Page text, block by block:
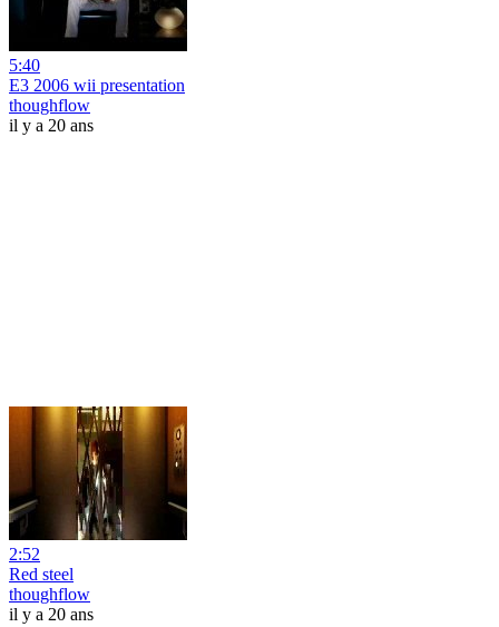
5:40
E3 2006 wii presentation
thoughflow
il y a 20 ans
2:52
Red steel
thoughflow
il y a 20 ans